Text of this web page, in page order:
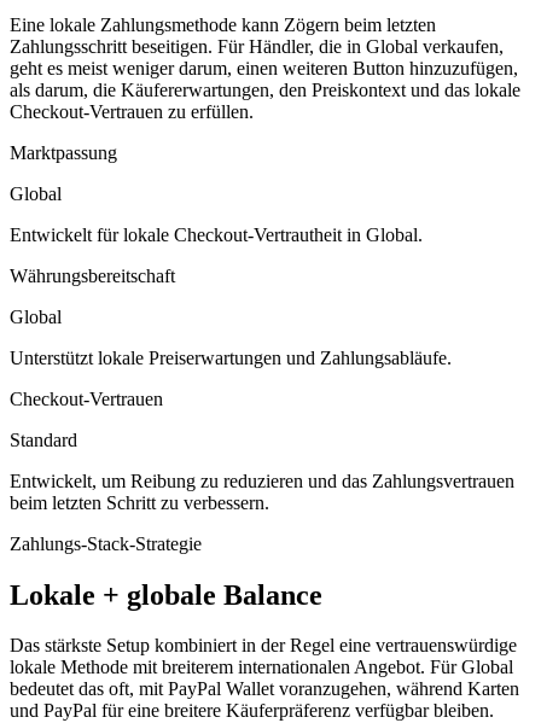
Eine lokale Zahlungsmethode kann Zögern beim letzten
Zahlungsschritt beseitigen. Für Händler, die in Global verkaufen,
geht es meist weniger darum, einen weiteren Button hinzuzufügen,
als darum, die Käufererwartungen, den Preiskontext und das lokale
Checkout-Vertrauen zu erfüllen.
Marktpassung
Global
Entwickelt für lokale Checkout-Vertrautheit in Global.
Währungsbereitschaft
Global
Unterstützt lokale Preiserwartungen und Zahlungsabläufe.
Checkout-Vertrauen
Standard
Entwickelt, um Reibung zu reduzieren und das Zahlungsvertrauen
beim letzten Schritt zu verbessern.
Zahlungs-Stack-Strategie
Lokale + globale Balance
Das stärkste Setup kombiniert in der Regel eine vertrauenswürdige
lokale Methode mit breiterem internationalen Angebot. Für Global
bedeutet das oft, mit PayPal Wallet voranzugehen, während Karten
und PayPal für eine breitere Käuferpräferenz verfügbar bleiben.